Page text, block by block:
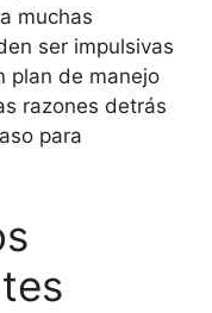
muchas
ser impulsivas
plan de manejo
razones detrás
para